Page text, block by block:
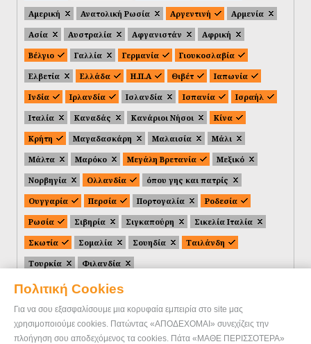
Πολιτική Cookies
Για να σου εξασφαλίσουμε μια κορυφαία εμπειρία στο site μας
χρησιμοποιούμε cookies. Πατώντας «ΑΠΟΔΕΧΟΜΑΙ» συνεχίζεις την
πλοήγηση σου αποδεχόμενος τα cookies. Πάτα «ΜΑΘΕ ΠΕΡΙΣΣΟΤΕΡΑ»
Αμερική
Ανατολική Ρωσία Αργεντινή
Αρμενία
Ασία
Αυστραλία Αφγανιστάν
Αφρική
Βέλγιο
Γαλλία Γερμανία
Γιουκοσλαβία
Ελβετία
Ελλάδα Η.Π.Α Θιβέτ
Ιαπωνία
Ινδία
Ιρλανδία Ισλανδία Ισπανία
Ισραήλ
Ιταλία
Καναδάς Κανάριοι Νήσοι
Κίνα
Κρήτη
Μαγαδασκάρη Μαλαισία
Μάλι
Μάλτα
Μαρόκο Μεγάλη Βρετανία
Μεξικό
Νορβηγία
Ολλανδία
όπου γης και πατρίς
Ουγγαρία
Περσία Πορτογαλία
Ροδεσία
Ρωσία
Σιβηρία Σιγκαπούρη
Σικελία Ιταλία
Σκωτία
Σομαλία Σουηδία
Ταιλάνδη
Τουρκία
Φιλανδία